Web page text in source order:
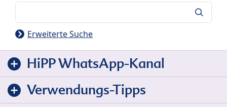
Erweiterte Suche
HiPP WhatsApp-Kanal
Verwendungs-Tipps